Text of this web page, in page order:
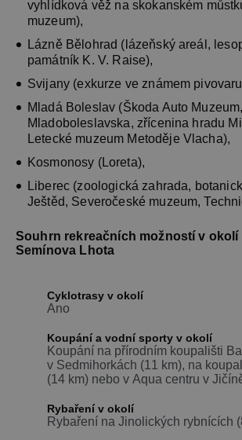
vyhlídková věž na skokanském
muzeum),
Lázně Bělohrad (lázeňský areál,
památník K. V. Raise),
Svijany (exkurze ve známem
Mladá Boleslav (Škoda Auto
Mladoboleslavska, zřícenina hradu
Letecké muzeum Metoděje Vlacha),
Kosmonosy (Loreta),
Liberec (zoologická zahrada,
Ještěd, Severočeské muzeum,
Souhrn rekreačních možností v okolí
Semínova Lhota
Cyklotrasy v okolí
Ano
Koupání a vodní sporty v okolí
Koupání na přírodním koupališti
v Sedmihorkách (11 km), na
(14 km) nebo v Aqua centru v
Rybaření v okolí
Rybaření na Jinolických rybnících